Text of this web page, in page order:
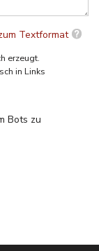
Textformat
erzeugt.
in Links
Bots zu